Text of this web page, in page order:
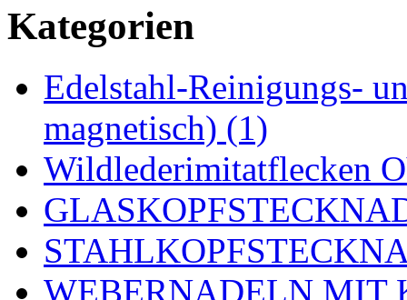
Kategorien
Edelstahl-Reinigungs-
magnetisch) (1)
Wildlederimitatflecken
WEBERNADELN MIT